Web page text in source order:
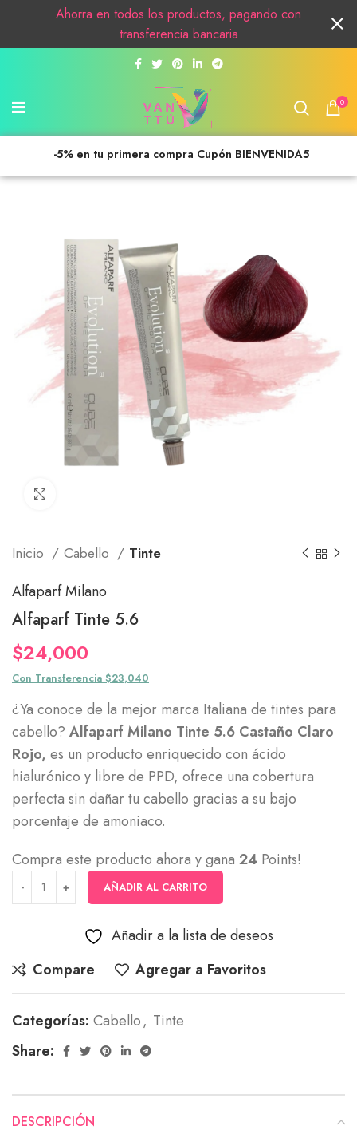
0
-5% en tu primera compra Cupón BIENVENIDA5
Inicio Cabello Tinte
Alfaparf Milano
Alfaparf Tinte 5.6
$24,000
Con Transferencia $23,040
¿Ya conoce de la mejor marca Italiana de tintes para
cabello? Alfaparf Milano Tinte 5.6 Castaño Claro
Rojo, es un producto enriquecido con ácido
hialurónico y libre de PPD, ofrece una cobertura
perfecta sin dañar tu cabello gracias a su bajo
porcentaje de amoniaco.
Compra este producto ahora y gana 24 Points!
AÑADIR AL CARRITO
Añadir a la lista de deseos
Compare
Agregar a Favoritos
Categorías: Cabello, Tinte
Share:
DESCRIPCIÓN
Ahorra en todos los productos, pagando con
transferencia bancaria